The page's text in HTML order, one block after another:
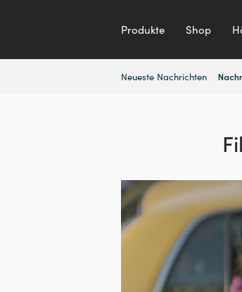
Produkte Shop
Neueste Nachrichten